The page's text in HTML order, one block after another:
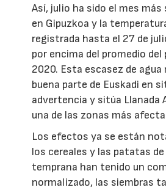
Así, julio ha sido el mes más
en Gipuzkoa y la
registrada hasta el 27 de
por encima del promedio
2020. Esta escasez de agua
buena parte de Euskadi en
advertencia y sitúa Llanada
una de las zonas más
Los efectos ya se están
los cereales y las patatas
temprana han tenido un
normalizado, las siembras